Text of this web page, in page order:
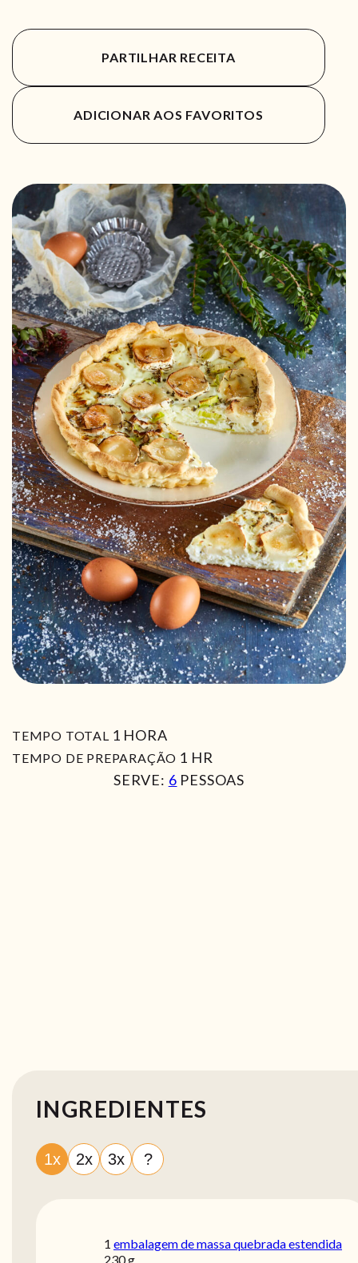
PARTILHAR RECEITA
ADICIONAR AOS FAVORITOS
TEMPO TOTAL 1 HORA
HORA
TEMPO DE PREPARAÇÃO 1 HORA
HR
SERVE: 6 PESSOAS
INGREDIENTES
1x 2x 3x ?
1 embalagem de massa quebrada estendida
230 g